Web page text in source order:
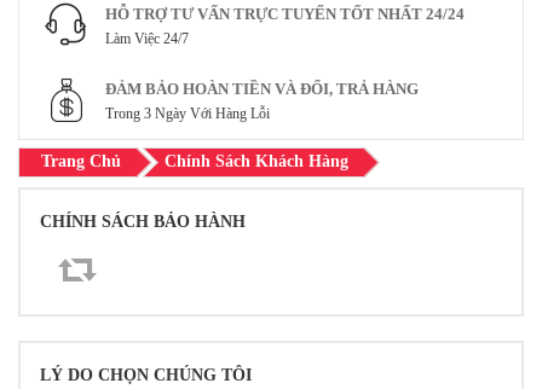
HỖ TRỢ TƯ VẤN TRỰC TUYẾN TỐT NHẤT 24/24
Làm Việc 24/7
ĐẢM BẢO HOÀN TIỀN VÀ ĐỔI, TRẢ HÀNG
Trong 3 Ngày Với Hàng Lỗi
Trang Chủ Chính Sách Khách Hàng
CHÍNH SÁCH BẢO HÀNH
LÝ DO CHỌN CHÚNG TÔI